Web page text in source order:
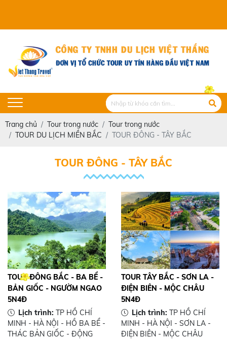
Trang chủ Tour trong nước
Tour trong nước
TOUR DU LỊCH MIỀN BẮC
TOUR ĐÔNG - TÂY BẮC
TOUR ĐÔNG - TÂY BẮC
TOUR ĐÔNG BẮC - BA BỂ -
BẢN GIỐC - NGƯỜM NGAO
5N4Đ
Lịch trình: TP HỒ CHÍ
MINH - HÀ NỘI - HỒ BA BỂ -
THÁC BẢN GIỐC - ĐỘNG
TOUR TÂY BẮC - SƠN LA -
ĐIỆN BIÊN - MỘC CHÂU
5N4Đ
Lịch trình: TP HỒ CHÍ
MINH - HÀ NỘI - SƠN LA -
ĐIỆN BIÊN - MỘC CHÂU